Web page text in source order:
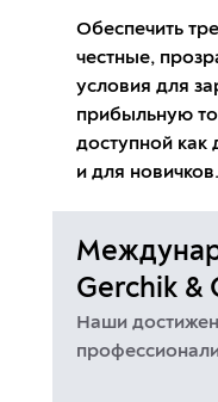
Oбеспечить
честные,
условия для
прибыльную
доступной как
и для новичков.
Gerchik &
Наши